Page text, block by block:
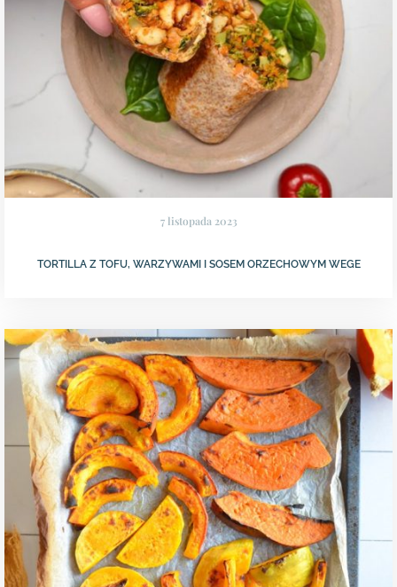
7 listopada 2023
TORTILLA Z TOFU, WARZYWAMI I SOSEM ORZECHOWYM WEGE